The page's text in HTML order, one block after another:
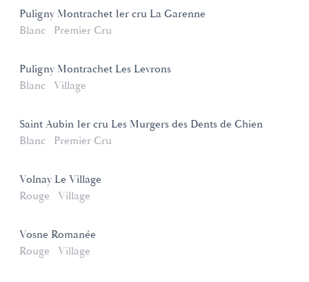
Puligny Montrachet 1er cru La Garenne
Blanc
Premier Cru
Puligny Montrachet Les Levrons
Blanc
Village
Saint Aubin 1er cru Les Murgers des Dents de Chien
Blanc
Premier Cru
Volnay Le Village
Rouge
Village
Vosne Romanée
Rouge
Village